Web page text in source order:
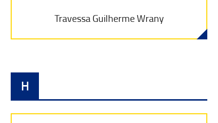
Travessa Guilherme Wrany
H